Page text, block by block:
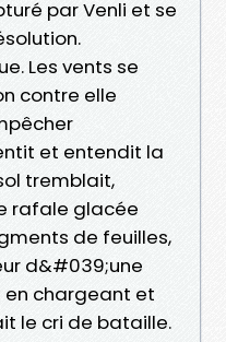
par Venli et se
Les vents se
contre elle
et entendit la
tremblait,
rafale glacée
de feuilles,
d&#039;une
chargeant et
le cri de bataille.